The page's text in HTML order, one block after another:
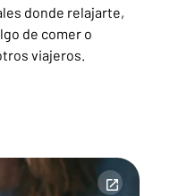
donde relajarte,
de comer o
viajeros.